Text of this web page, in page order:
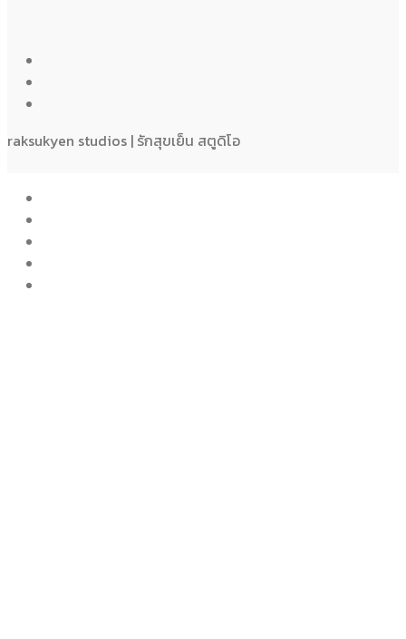
raksukyen studios | รักสุขเย็น สตูดิโอ